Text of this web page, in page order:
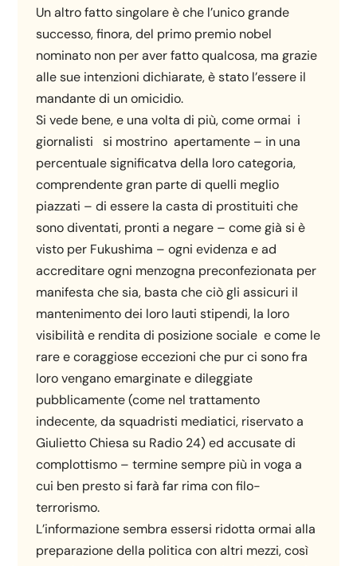
Un altro fatto singolare è che l’unico grande
successo, finora, del primo premio nobel
nominato non per aver fatto qualcosa, ma grazie
alle sue intenzioni dichiarate, è stato l’essere il
mandante di un omicidio.
Si vede bene, e una volta di più, come ormai i
giornalisti si mostrino apertamente – in una
percentuale significatva della loro categoria,
comprendente gran parte di quelli meglio
piazzati – di essere la casta di prostituiti che
sono diventati, pronti a negare – come già si è
visto per Fukushima – ogni evidenza e ad
accreditare ogni menzogna preconfezionata per
manifesta che sia, basta che ciò gli assicuri il
mantenimento dei loro lauti stipendi, la loro
visibilità e rendita di posizione sociale e come le
rare e coraggiose eccezioni che pur ci sono fra
loro vengano emarginate e dileggiate
pubblicamente (come nel trattamento
indecente, da squadristi mediatici, riservato a
Giulietto Chiesa su Radio 24) ed accusate di
complottismo – termine sempre più in voga a
cui ben presto si farà far rima con filo-
terrorismo.
L’informazione sembra essersi ridotta ormai alla
preparazione della politica con altri mezzi, così